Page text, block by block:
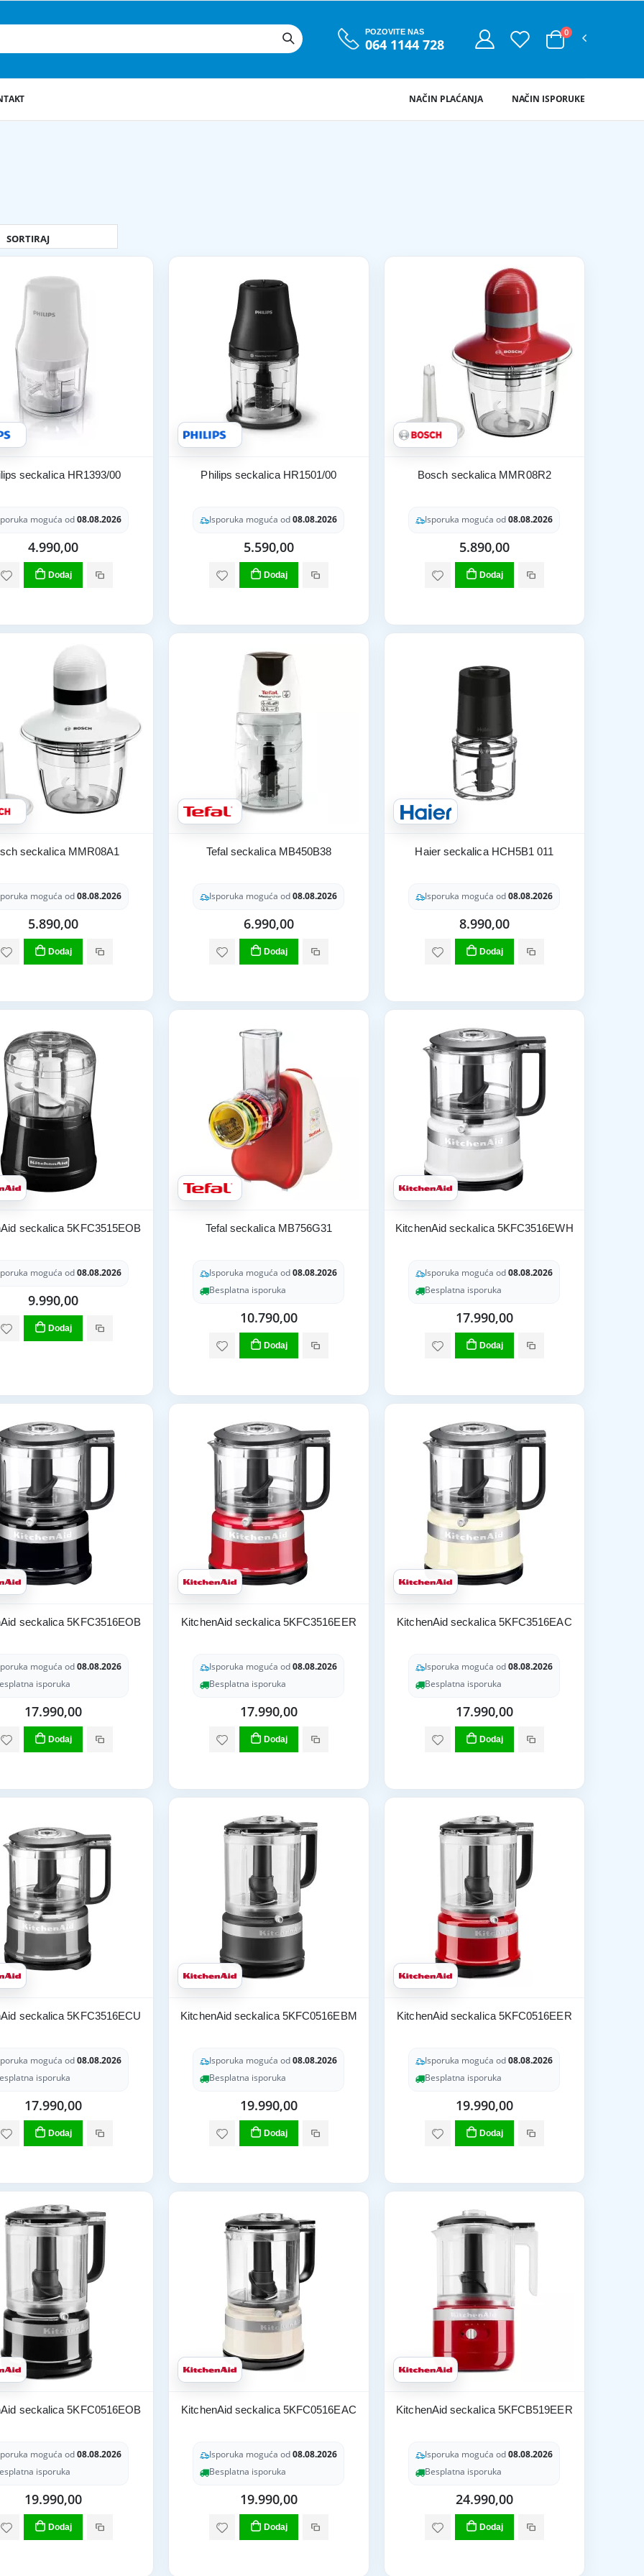
POZOVITE NAS
064 1144 728
0
NAČIN ISPORUKE
NAČIN PLAĆANJA
seckalica HR1393/00
moguća od08.08.2026
4.990,00
Dodaj
Philips seckalica HR1501/00
Isporuka moguća od08.08.2026
5.590,00
Dodaj
Bosch seckalica MMR08R2
Isporuka moguća od08.08.2026
5.890,00
Dodaj
seckalica MMR08A1
moguća od08.08.2026
5.890,00
Dodaj
Tefal seckalica MB450B38
Isporuka moguća od08.08.2026
6.990,00
Dodaj
Haier seckalica HCH5B1 011
Isporuka moguća od08.08.2026
8.990,00
Dodaj
seckalica 5KFC3515EOB
moguća od08.08.2026
9.990,00
Dodaj
Tefal seckalica MB756G31
Isporuka moguća od08.08.2026
Besplatna isporuka
10.790,00
Dodaj
KitchenAid seckalica 5KFC3516EWH
Isporuka moguća od08.08.2026
Besplatna isporuka
17.990,00
Dodaj
seckalica 5KFC3516EOB
moguća od08.08.2026
isporuka
17.990,00
Dodaj
KitchenAid seckalica 5KFC3516EER
Isporuka moguća od08.08.2026
Besplatna isporuka
17.990,00
Dodaj
KitchenAid seckalica 5KFC3516EAC
Isporuka moguća od08.08.2026
Besplatna isporuka
17.990,00
Dodaj
seckalica 5KFC3516ECU
moguća od08.08.2026
isporuka
17.990,00
Dodaj
KitchenAid seckalica 5KFC0516EBM
Isporuka moguća od08.08.2026
Besplatna isporuka
19.990,00
Dodaj
KitchenAid seckalica 5KFC0516EER
Isporuka moguća od08.08.2026
Besplatna isporuka
19.990,00
Dodaj
seckalica 5KFC0516EOB
moguća od08.08.2026
isporuka
19.990,00
Dodaj
KitchenAid seckalica 5KFC0516EAC
Isporuka moguća od08.08.2026
Besplatna isporuka
19.990,00
Dodaj
KitchenAid seckalica 5KFCB519EER
Isporuka moguća od08.08.2026
Besplatna isporuka
24.990,00
Dodaj